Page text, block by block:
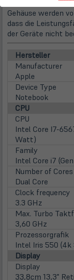
auftreten können.
Gehäuse werden
dass die
der Geräte nicht
Hersteller
Manufacturer
Apple
Device Type
Notebook
CPU
CPU
Intel Core I7-
Watt)
Family
Intel Core i7
Number of Cores
Dual Core
Clock frequency
3.3 GHz
Max. Turbo
3,60 GHz
Prozessorgrafik
Intel Iris 550 (4k
Display
Display
33,8cm 13,3"